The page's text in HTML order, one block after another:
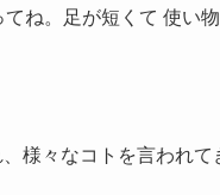
ね。足が短くて 使い
様々なコトを言われて